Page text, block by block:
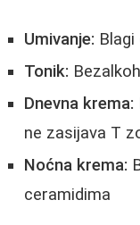
Umivanje:
Tonik:
Dnevna krema:
ne zasijava T
Noćna krema:
ceramidima